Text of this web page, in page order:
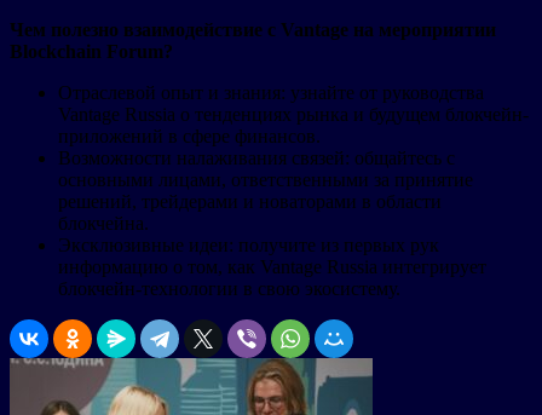
Чем полезно взаимодействие с Vantage на мероприятии
Blockchain Forum?
Отраслевой опыт и знания: узнайте от руководства
Vantage Russia о тенденциях рынка и будущем блокчейн-
приложений в сфере финансов.
Возможности налаживания связей: общайтесь с
основными лицами, ответственными за принятие
решений, трейдерами и новаторами в области
блокчейна.
Эксклюзивные идеи: получите из первых рук
информацию о том, как Vantage Russia интегрирует
блокчейн-технологии в свою экосистему.